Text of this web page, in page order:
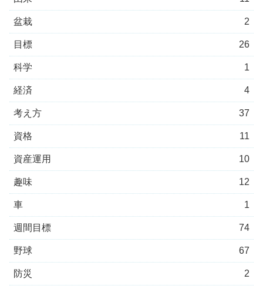
盆栽 2
目標 26
科学 1
経済 4
考え方 37
資格 11
資産運用 10
趣味 12
車 1
週間目標 74
野球 67
防災 2